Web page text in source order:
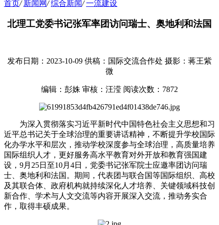
首页/ 新闻网/ 综合新闻/ 一流建设
北理工党委书记张军率团访问瑞士、奥地利和法国
发布日期：2023-10-09 供稿：国际交流合作处 摄影：蒋王紫
微
编辑：彭姝 审核：汪滢 阅读次数： 7872
为深入贯彻落实习近平新时代中国特色社会主义思想和习
近平总书记关于全球治理的重要讲话精神，不断提升学校国际
化办学水平和层次，推动学校深度参与全球治理，高质量培养
国际组织人才，更好服务高水平教育对外开放和教育强国建
设，9月25日至10月4日，党委书记张军院士应邀率团访问瑞
士、奥地利和法国。期间，代表团与联合国等国际组织、高校
及其联合体、政府机构就持续深化人才培养、关键领域科技创
新合作、学术与人文交流等内容开展深入交流，推动务实合
作，取得丰硕成果。